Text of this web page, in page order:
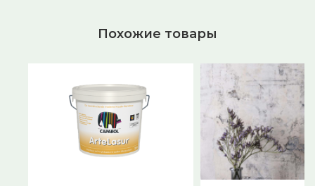
Похожие товары